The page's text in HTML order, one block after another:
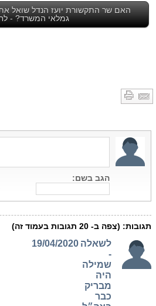
האם שר התקשורת יועז הנדל שואל
גמלאי המשרד? -